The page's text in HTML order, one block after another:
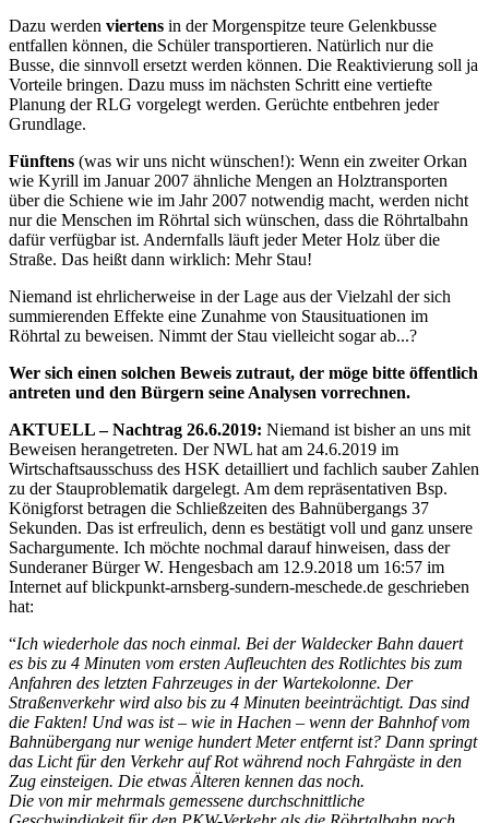
Dazu werden viertens in der Morgenspitze teure Gelenkbusse
entfallen können, die Schüler transportieren. Natürlich nur die
Busse, die sinnvoll ersetzt werden können. Die Reaktivierung soll ja
Vorteile bringen. Dazu muss im nächsten Schritt eine vertiefte
Planung der RLG vorgelegt werden. Gerüchte entbehren jeder
Grundlage.
Fünftens (was wir uns nicht wünschen!): Wenn ein zweiter Orkan
wie Kyrill im Januar 2007 ähnliche Mengen an Holztransporten
über die Schiene wie im Jahr 2007 notwendig macht, werden nicht
nur die Menschen im Röhrtal sich wünschen, dass die Röhrtalbahn
dafür verfügbar ist. Andernfalls läuft jeder Meter Holz über die
Straße. Das heißt dann wirklich: Mehr Stau!
Niemand ist ehrlicherweise in der Lage aus der Vielzahl der sich
summierenden Effekte eine Zunahme von Stausituationen im
Röhrtal zu beweisen. Nimmt der Stau vielleicht sogar ab...?
Wer sich einen solchen Beweis zutraut, der möge bitte öffentlich
antreten und den Bürgern seine Analysen vorrechnen.
AKTUELL – Nachtrag 26.6.2019: Niemand ist bisher an uns mit
Beweisen herangetreten. Der NWL hat am 24.6.2019 im
Wirtschaftsausschuss des HSK detailliert und fachlich sauber Zahlen
zu der Stauproblematik dargelegt. Am dem repräsentativen Bsp.
Königforst betragen die Schließzeiten des Bahnübergangs 37
Sekunden. Das ist erfreulich, denn es bestätigt voll und ganz unsere
Sachargumente. Ich möchte nochmal darauf hinweisen, dass der
Sunderaner Bürger W. Hengesbach am 12.9.2018 um 16:57 im
Internet auf blickpunkt-arnsberg-sundern-meschede.de geschrieben
hat:
“Ich wiederhole das noch einmal. Bei der Waldecker Bahn dauert
es bis zu 4 Minuten vom ersten Aufleuchten des Rotlichtes bis zum
Anfahren des letzten Fahrzeuges in der Wartekolonne. Der
Straßenverkehr wird also bis zu 4 Minuten beeinträchtigt. Das sind
die Fakten! Und was ist – wie in Hachen – wenn der Bahnhof vom
Bahnübergang nur wenige hundert Meter entfernt ist? Dann springt
das Licht für den Verkehr auf Rot während noch Fahrgäste in den
Zug einsteigen. Die etwas Älteren kennen das noch.
Die von mir mehrmals gemessene durchschnittliche